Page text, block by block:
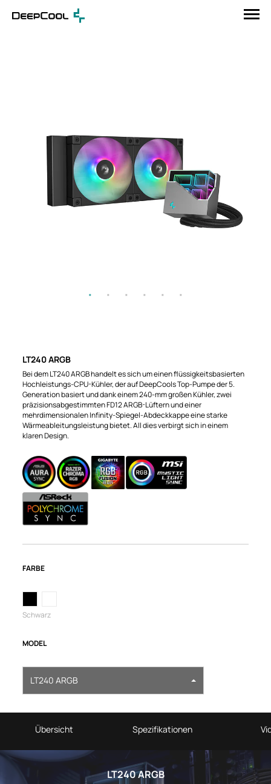
LT240 ARGB
Bei dem LT240 ARGB handelt es sich um einen flüssigkeitsbasierten
Hochleistungs-CPU-Kühler, der auf DeepCools Top-Pumpe der 5.
Generation basiert und dank einem 240-mm großen Kühler, zwei
präzisionsabgestimmten FD12 ARGB-Lüftern und einer
mehrdimensionalen Infinity-Spiegel-Abdeckkappe eine starke
Wärmeableitungsleistung bietet. All dies verbirgt sich in einem
klaren Design.
FARBE
Schwarz
MODEL
LT240 ARGB
Übersicht Spezifikationen
LT240 ARGB